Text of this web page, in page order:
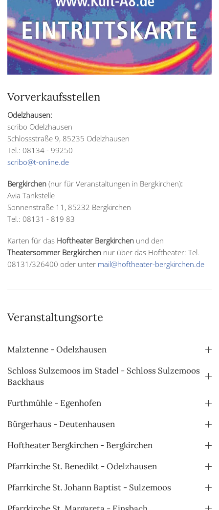
Vorverkaufsstellen
Odelzhausen:
scribo Odelzhausen
Schlossstraße 9, 85235 Odelzhausen
Tel.: 08134 - 99250
scribo@t-online.de
Bergkirchen (nur für Veranstaltungen in Bergkirchen):
Avia Tankstelle
Sonnenstraße 11, 85232 Bergkirchen
Tel.: 08131 - 819 83
Karten für das Hoftheater Bergkirchen und den
Theatersommer Bergkirchen nur über das Hoftheater: Tel.
08131/326400 oder unter mail@hoftheater-bergkirchen.de
Veranstaltungsorte
Malztenne - Odelzhausen
Schloss Sulzemoos im Stadel - Schloss Sulzemoos
Backhaus
Furthmühle - Egenhofen
Bürgerhaus - Deutenhausen
Hoftheater Bergkirchen - Bergkirchen
Pfarrkirche St. Benedikt - Odelzhausen
Pfarrkirche St. Johann Baptist - Sulzemoos